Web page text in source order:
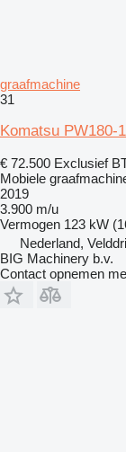
graafmachine
31
Komatsu PW180-
€ 72.500 Exclusief
Mobiele
2019
3.900 m/u
Vermogen 123 kW
Nederland,
BIG Machinery b.v.
Contact opnemen